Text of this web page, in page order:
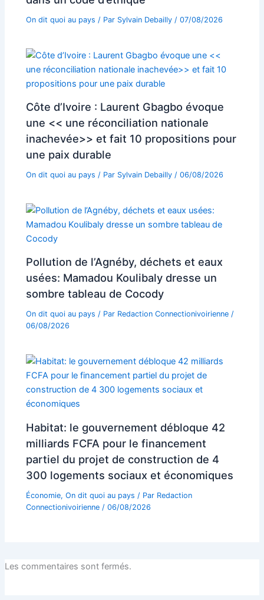
On dit quoi au pays / Par Sylvain Debailly /07/08/2026
Côte d’Ivoire : Laurent Gbagbo évoque
une << une réconciliation nationale
inachevée>> et fait 10 propositions pour
une paix durable
On dit quoi au pays / Par Sylvain Debailly/06/08/2026
Pollution de l’Agnéby, déchets et eaux
usées: Mamadou Koulibaly dresse un
sombre tableau de Cocody
On dit quoi au pays / Par Redaction Connectionivoirienne/
06/08/2026
Habitat: le gouvernement débloque 42
milliards FCFA pour le financement
partiel du projet de construction de 4
300 logements sociaux et économiques
Économie,On dit quoi au pays / Par Redaction
Connectionivoirienne /06/08/2026
Les commentaires sont fermés.